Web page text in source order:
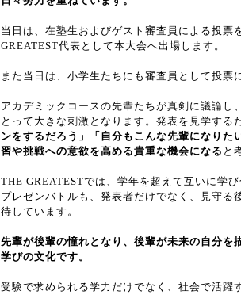
当日は、在塾生およびゲスト審査員による投票
GREATEST代表として本大会へ出場します。
また当日は、小学生たちにも審査員として投票
アカデミックコースの先輩たちが真剣に議論し
とって大きな刺激となります。発表を見学する
ンをするだろう」「自分もこんな先輩になり
習や挑戦への意欲を高める貴重な機会になる と
THE GREATESTでは、学年を超えて互いに学
プレゼンバトルも、発表者だけでなく、見守る
待しています。
先輩が後輩の憧れとなり、後輩が未来の自分
学びの文化です。
受験で求められる学力だけでなく、社会で活躍